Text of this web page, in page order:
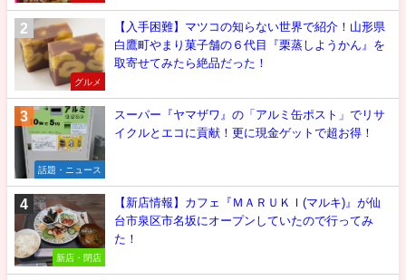
グルメ
【入手困難】マツコの知らない世界で紹介！山形県
白鷹町やまり菓子舗の６代目『栗蒸しようかん』を
取寄せてみたら絶品だった！
話題・ニュース
スーパー『ヤマザワ』の「アルミ缶ポスト」でリサ
イクルとエコに貢献！更に現金ゲットで超お得！
新店・閉店
【新店情報】カフェ『ＭＡＲＵＫＩ(マルキ)』が仙
台市泉区市名坂にオープンしていたので行ってみ
た！